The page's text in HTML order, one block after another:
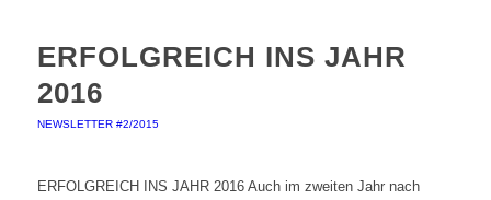
ERFOLGREICH INS JAHR
2016
NEWSLETTER #2/2015
ERFOLGREICH INS JAHR 2016 Auch im zweiten Jahr nach